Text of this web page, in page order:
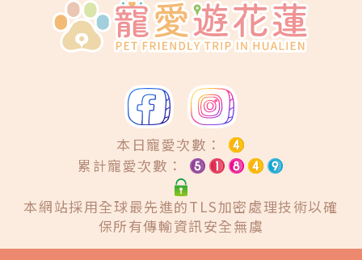
本日寵愛次數：
累計寵愛次數：
本網站採用全球最先進的TLS加密處理技術以確
保所有傳輸資訊安全無虞